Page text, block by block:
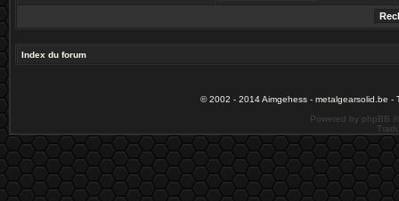
Index du forum
© 2002 - 2014 Aimgehess - metalgearsolid.be -
Powered by phpBB